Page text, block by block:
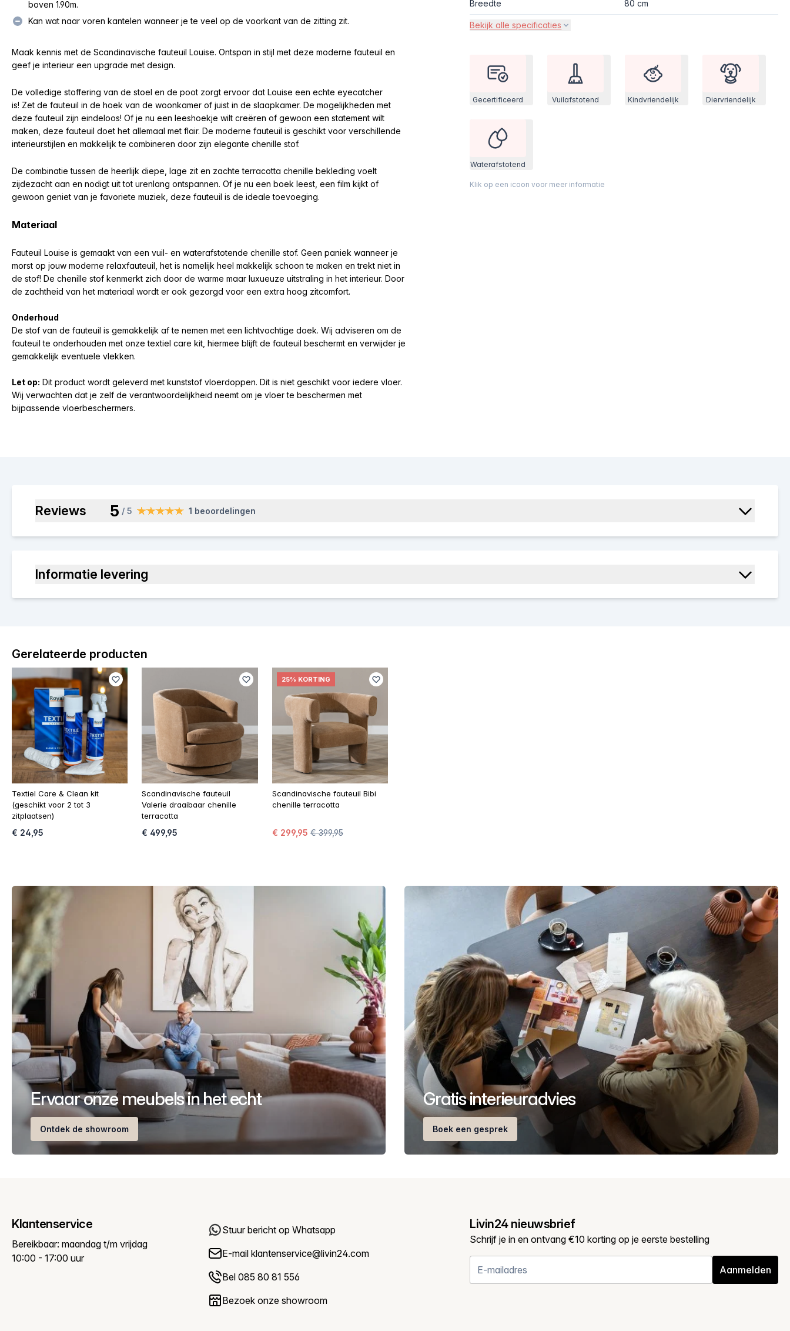
boven 1.90m.
Kan wat naar voren kantelen wanneer je te veel op de voorkant van de zitting zit.
Maak kennis met de Scandinavische fauteuil Louise. Ontspan in stijl met deze moderne fauteuil en
geef je interieur een upgrade met design.
De volledige stoffering van de stoel en de poot zorgt ervoor dat Louise een echte eyecatcher
is! Zet de fauteuil in de hoek van de woonkamer of juist in de slaapkamer. De mogelijkheden met
deze fauteuil zijn eindeloos! Of je nu een leeshoekje wilt creëren of gewoon een statement wilt
maken, deze fauteuil doet het allemaal met flair. De moderne fauteuil is geschikt voor verschillende
interieurstijlen en makkelijk te combineren door zijn elegante chenille stof.
De combinatie tussen de heerlijk diepe, lage zit en zachte terracotta chenille bekleding voelt
zijdezacht aan en nodigt uit tot urenlang ontspannen. Of je nu een boek leest, een film kijkt of
gewoon geniet van je favoriete muziek, deze fauteuil is de ideale toevoeging.
Materiaal
Fauteuil Louise is gemaakt van een vuil- en waterafstotende chenille stof. Geen paniek wanneer je
morst op jouw moderne relaxfauteuil, het is namelijk heel makkelijk schoon te maken en trekt niet in
de stof! De chenille stof kenmerkt zich door de warme maar luxueuze uitstraling in het interieur. Door
de zachtheid van het materiaal wordt er ook gezorgd voor een extra hoog zitcomfort.
Onderhoud
De stof van de fauteuil is gemakkelijk af te nemen met een lichtvochtige doek. Wij adviseren om de
fauteuil te onderhouden met onze textiel care kit, hiermee blijft de fauteuil beschermt en verwijder je
gemakkelijk eventuele vlekken.
Let op: Dit product wordt geleverd met kunststof vloerdoppen. Dit is niet geschikt voor iedere vloer.
Wij verwachten dat je zelf de verantwoordelijkheid neemt om je vloer te beschermen met
bijpassende vloerbeschermers.
Breedte 80 cm
Bekijk alle specificaties
Gecertificeerd Vuilafstotend Kindvriendelijk Diervriendelijk
Waterafstotend
Klik op een icoon voor meer informatie
Reviews 5 / 5 1 beoordelingen
Informatie levering
Gerelateerde producten
Textiel Care & Clean kit
(geschikt voor 2 tot 3
zitplaatsen)
€ 24,95
Scandinavische fauteuil
Valerie draaibaar chenille
terracotta
€ 499,95
25% KORTING
Scandinavische fauteuil Bibi
chenille terracotta
€ 299,95 € 399,95
Ervaar onze meubels in het echt
Ontdek de showroom
Gratis interieuradvies
Boek een gesprek
Klantenservice
Bereikbaar: maandag t/m vrijdag
10:00 - 17:00 uur
Stuur bericht op Whatsapp
E-mail klantenservice@livin24.com
Bel 085 80 81 556
Bezoek onze showroom
Livin24 nieuwsbrief
Schrijf je in en ontvang €10 korting op je eerste bestelling
Aanmelden